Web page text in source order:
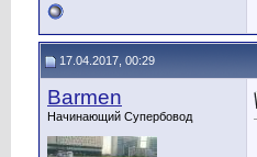
17.04.2017, 00:29
Barmen
Начинающий Супербовод